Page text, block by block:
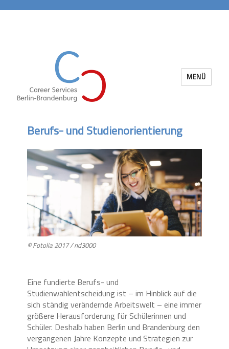
MENÜ
Berufs- und Studienorientierung
© Fotolia 2017 / nd3000
Eine fundierte Berufs- und
Studienwahlentscheidung ist – im Hinblick auf die
sich ständig verändernde Arbeitswelt – eine immer
größere Herausforderung für Schülerinnen und
Schüler. Deshalb haben Berlin und Brandenburg den
vergangenen Jahre Konzepte und Strategien zur